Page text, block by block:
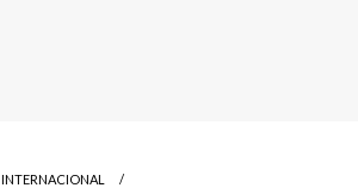
INTERNACIONAL